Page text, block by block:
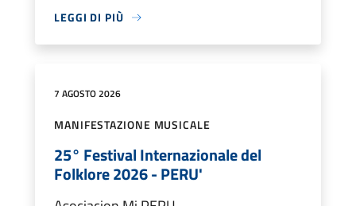
LEGGI DI PIÙ
7 AGOSTO 2026
MANIFESTAZIONE MUSICALE
25° Festival Internazionale del
Folklore 2026 - PERU'